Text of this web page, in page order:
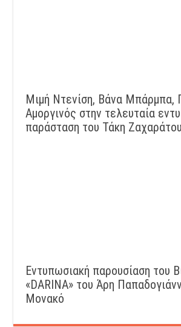
Μιμή Ντενίση, Βάνα Μπάρμπα,
Αμοργινός στην τελευταία
παράσταση του Τάκη Ζαχαράτου
Εντυπωσιακή παρουσίαση του
«DARINA» του Άρη
Μονακό